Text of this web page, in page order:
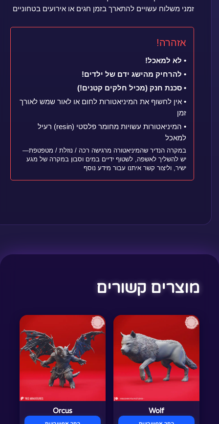
זמני משלוח עשויים להתארך בזמן חגים או אירועים בטחוניים
אזהרה!
• לא למאכל!
• להרחיק מהישג ידם של ילדים!
• סכנת חנק (מכיל חלקים קטנים!)
• אין לחשוף את המיניאטורות לחום או לאור שמש לאורך
זמן
• המיניאטורות עשויות מחומר פלסטי (resin) רעיל
למאכל
במקרה הנדיר שהמיניאטורה מרגישה רכה / נוזלת / מטפטפת—
יש להשליך לאשפה, לשטוף ידיים במים וסבון במקרה של מגע
ישיר, וליצור קשר איתנו עבור מידע נוסף
מוצרים קשורים
Wolf
למוצר
מספר
סוגים.
לבחור
Orcus
למוצר
זה
מספר
סוגים.
לבחור